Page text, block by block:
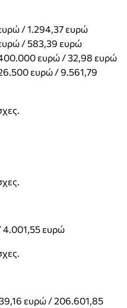
/ 1.294,37 ευρώ
/ 583,39 ευρώ
ευρώ / 32,98 ευρώ
ευρώ / 9.561,79
4.001,55 ευρώ
ευρώ / 206.601,85